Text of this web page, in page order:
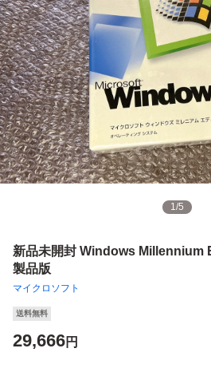
1/5
新品未開封 Windows Millennium
製品版
マイクロソフト
送料無料
29,666円